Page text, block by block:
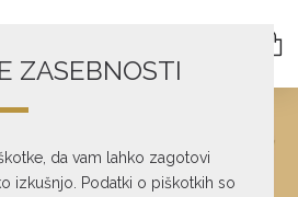
Accessories
ZASEBNOSTI
da vam lahko zagotovi
izkušnjo. Podatki o piškotkih so